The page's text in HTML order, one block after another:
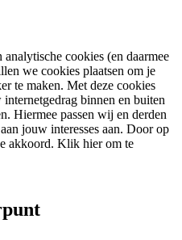
cookies (en daarmee
we cookies plaatsen om je
te maken. Met deze cookies
binnen en buiten
Hiermee passen wij en derden
jouw interesses aan. Door op
akkoord. Klik hier om te